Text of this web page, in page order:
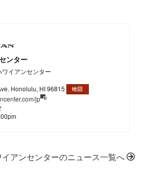
ンター
イアンセンター
Honolulu, HI 96815
jp
イアンセンターのニュース一覧へ